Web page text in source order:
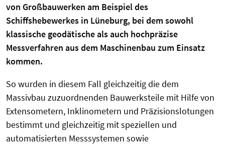
von Großbauwerken am Beispiel des
Schiffshebewerkes in Lüneburg, bei dem sowohl
klassische geodätische als auch hochpräzise
Messverfahren aus dem Maschinenbau zum Einsatz
kommen.
So wurden in diesem Fall gleichzeitig die dem
Massivbau zuzuordnenden Bauwerksteile mit Hilfe von
Extensometern, Inklinometern und Präzisionslotungen
bestimmt und gleichzeitig mit speziellen und
automatisierten Messsystemen sowie